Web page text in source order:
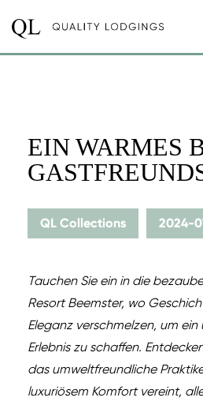
EIN WARMES
QL Collections 2024-
Tauchen Sie ein in die
Resort Beemster, wo
Eleganz verschmelzen, um ein
Erlebnis zu schaffen.
das umweltfreundliche
luxuriösem Komfort vereint,